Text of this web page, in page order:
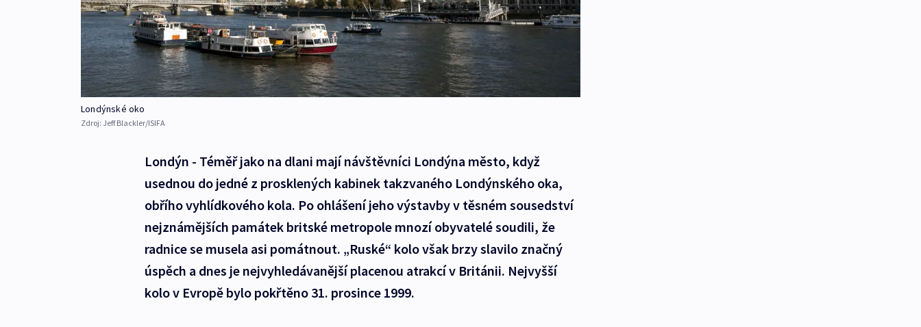
Londýnské oko
Zdroj: Jeff Blackler/ISIFA
Londýn - Téměř jako na dlani mají návštěvníci Londýna město, když
usednou do jedné z prosklených kabinek takzvaného Londýnského oka,
obřího vyhlídkového kola. Po ohlášení jeho výstavby v těsném sousedství
nejznámějších památek britské metropole mnozí obyvatelé soudili, že
radnice se musela asi pomátnout. „Ruské“ kolo však brzy slavilo značný
úspěch a dnes je nejvyhledávanější placenou atrakcí v Británii. Nejvyšší
kolo v Evropě bylo pokřtěno 31. prosince 1999.